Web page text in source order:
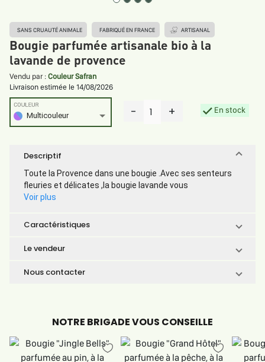
SANS CRUAUTÉ ANIMALE FABRIQUÉ EN FRANCE ARTISANAL
Bougie parfumée artisanale bio à la
lavande de provence
Vendu par : Couleur Safran
Livraison estimée le 14/08/2026
Multicouleur
COULEUR - 1 + En stock
Descriptif
Toute la Provence dans une bougie .Avec ses senteurs
fleuries et délicates ,la bougie lavande vous
Voir plus
Caractéristiques
Le vendeur
Nous contacter
NOTRE BRIGADE VOUS CONSEILLE